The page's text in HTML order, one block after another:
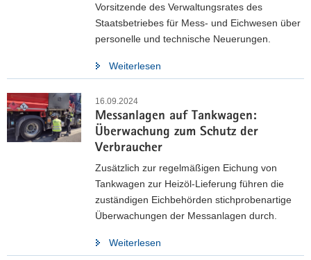
Vorsitzende des Verwaltungsrates des
Staatsbetriebes für Mess- und Eichwesen über
personelle und technische Neuerungen.
Weiterlesen
16.09.2024
Messanlagen auf Tankwagen:
Überwachung zum Schutz der
Verbraucher
Zusätzlich zur regelmäßigen Eichung von
Tankwagen zur Heizöl-Lieferung führen die
zuständigen Eichbehörden stichprobenartige
Überwachungen der Messanlagen durch.
Weiterlesen